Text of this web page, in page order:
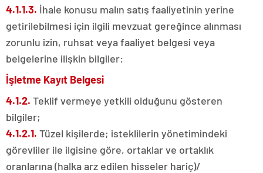
4.1.1.3. İhale konusu malın satış faaliyetinin yerine
getirilebilmesi için ilgili mevzuat gereğince alınması
zorunlu izin, ruhsat veya faaliyet belgesi veya
belgelerine ilişkin bilgiler:
İşletme Kayıt Belgesi
4.1.2. Teklif vermeye yetkili olduğunu gösteren
bilgiler;
4.1.2.1. Tüzel kişilerde; isteklilerin yönetimindeki
görevliler ile ilgisine göre, ortaklar ve ortaklık
oranlarına (halka arz edilen hisseler hariç)/